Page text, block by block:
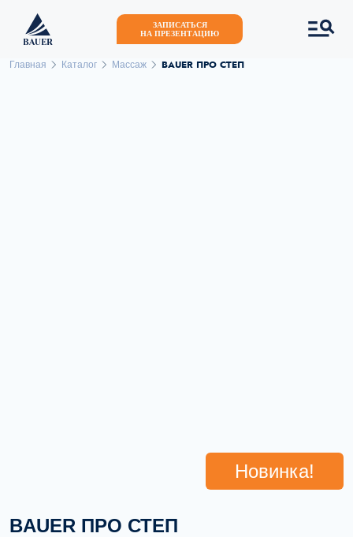
ЗАПИСАТЬСЯ
НА ПРЕЗЕНТАЦИЮ
Главная Каталог Массаж BAUER ПРО СТЕП
Новинка!
BAUER ПРО СТЕП